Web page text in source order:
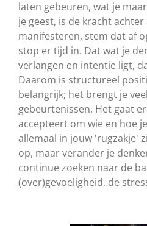
laten gebeuren, wat je
je geest, is de kracht
manifesteren, stem dat af
stop er tijd in. Dat wat je
verlangen en intentie ligt,
Daarom is structureel
belangrijk; het brengt je
gebeurtenissen. Het gaat
accepteert om wie en hoe
allemaal in jouw 'rugzakje'
op, maar verander je
continue zoeken naar de
(over)gevoeligheid, de